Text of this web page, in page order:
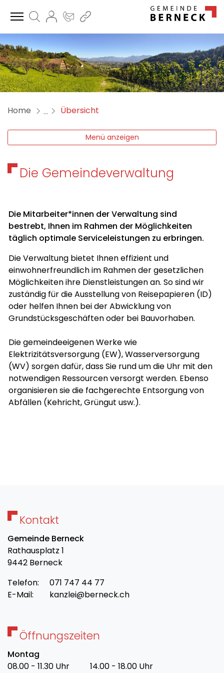
zur Startseite
Direkt zur Hauptnavigation
Direkt zum Inhalt
Direkt zur Suche
Direkt zum Stichwortverzeichnis
SucheLoginKontaktDirektlinks
Home Übersicht(ausgewählt)
Menü anzeigen
Die Gemeindeverwaltung
Die Mitarbeiter*innen der Verwaltung sind
bestrebt, Ihnen im Rahmen der Möglichkeiten
täglich optimale Serviceleistungen zu erbringen.
Die Verwaltung bietet Ihnen effizient und
einwohnerfreundlich im Rahmen der gesetzlichen
Möglichkeiten ihre Dienstleistungen an. So sind wir
zuständig für die Ausstellung von Reisepapieren (ID)
oder helfen Ihnen bei der Abwicklung von
Grundstücksgeschäften oder bei Bauvorhaben.
Die gemeindeeigenen Werke wie
Elektrizitätsversorgung (EW), Wasserversorgung
(WV) sorgen dafür, dass Sie rund um die Uhr mit den
notwendigen Ressourcen versorgt werden. Ebenso
organisieren sie die fachgerechte Entsorgung von
Abfällen (Kehricht, Grüngut usw.).
Kontakt
Gemeinde Berneck
Rathausplatz 1
9442 Berneck
Telefon:
071 747 44 77
E-Mail:
kanzlei@berneck.ch
Öffnungszeiten
Montag
08.00 - 11.30 Uhr
14.00 - 18.00 Uhr